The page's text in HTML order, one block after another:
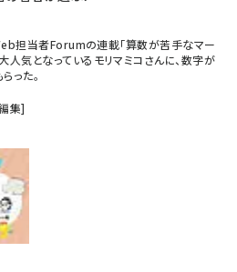
担当者Forumの連載「算数が苦手なマー
人気となっているモリマミコさんに、数字が
った。
集]